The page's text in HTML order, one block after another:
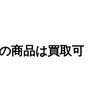
商品は買取可